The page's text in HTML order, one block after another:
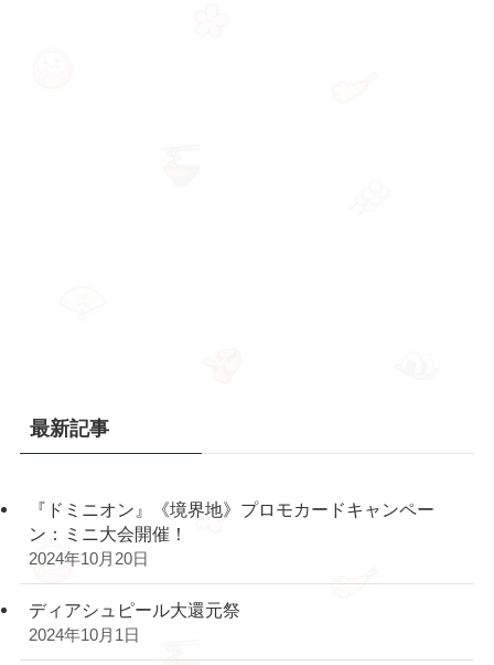
最新記事
『ドミニオン』《境界地》プロモカードキャンペー
ン：ミニ大会開催！
2024年10月20日
ディアシュピール大還元祭
2024年10月1日